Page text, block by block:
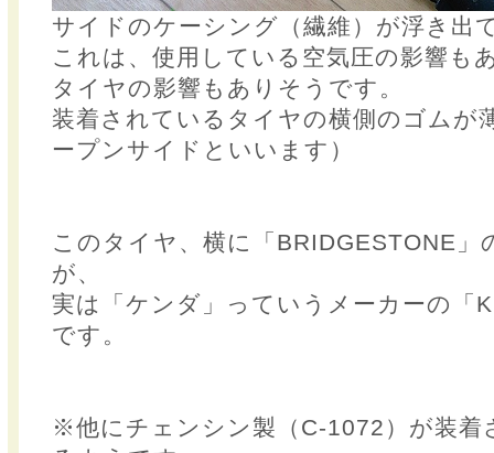
サイドのケーシング（繊維）が浮き出
これは、使用している空気圧の影響も
タイヤの影響もありそうです。
装着されているタイヤの横側のゴムが
ープンサイドといいます）
このタイヤ、横に「BRIDGESTONE」
が、
実は「ケンダ」っていうメーカーの「
です。
※他にチェンシン製（C-1072）が装着